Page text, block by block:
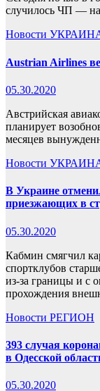
случилось ЧП — на
Новости
Austrian Airlines
05.30.2020
Австрийская
планирует
месяцев
Новости
В Украине
приезжающих в
05.30.2020
Кабмин смягчил
спортклубов
из-за границы и с
прохождения
Новости РЕГИОН
393 случая
в Одесской
05.30.2020